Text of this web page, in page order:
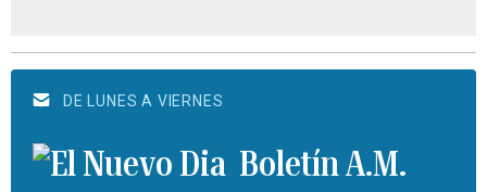
DE LUNES A VIERNES
Boletín A.M.